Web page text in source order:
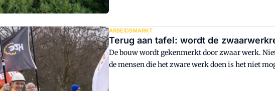
ARBEIDSMARKT
Terug aan tafel: wordt de
De bouw wordt gekenmerkt door zwaar werk.
de mensen die het zware werk doen is het niet